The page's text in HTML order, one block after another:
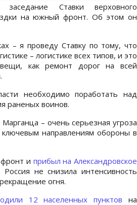
Ставки верховного
на южный фронт. Об этом он
– я проведу Ставку по тому, что
– логистике всех типов, и это
как ремонт дорог на всей
необходимо поработать над
раненых воинов.
– очень серьезная угроза
направлениям обороны в
и прибыл на Александровское
не снизила интенсивность
огня.
12 населенных пунктов на